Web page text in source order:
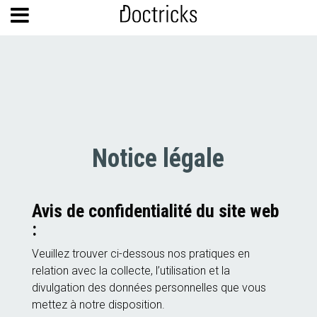
Notice légale
Avis de confidentialité du site web
:
Veuillez trouver ci-dessous nos pratiques en
relation avec la collecte, l’utilisation et la
divulgation des données personnelles que vous
mettez à notre disposition.